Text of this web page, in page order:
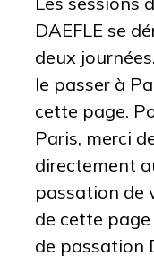
DAEFLE se
deux
le passer à
cette page.
Paris, merci
directement
passation de
de cette
de passation